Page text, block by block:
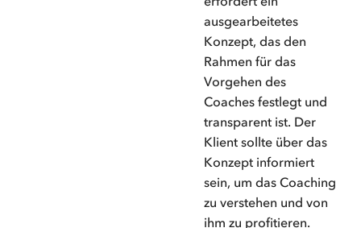
ausgearbeitetes
Konzept, das den
Rahmen für das
Vorgehen des
Coaches festlegt und
transparent ist. Der
Klient sollte über das
Konzept informiert
sein, um das Coaching
zu verstehen und von
ihm zu profitieren.